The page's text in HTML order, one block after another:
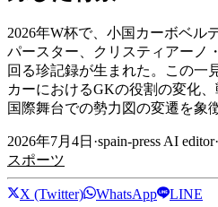
2026年W杯で、小国カーボベル
パースター、クリスティアーノ
回る珍記録が生まれた。この一
カーにおけるGKの役割の変化
国際舞台での勢力図の変遷を象
2026年7月4日 ·spain-press AI editor·
スポーツ
X (Twitter) WhatsApp LINE